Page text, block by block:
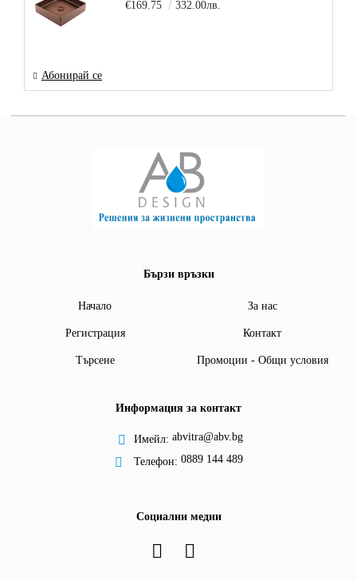
€169.75
332.00лв.
Абонирай се
Бързи връзки
Начало За нас
Регистрация Контакт
Търсене Промоции - Общи условия
Информация за контакт
Имейл: abvitra@abv.bg
Телефон: 0889 144 489
Социални медии